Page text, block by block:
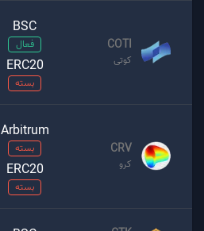
COTI
کوتی
BSC
فعال
ERC20
بسته
CRV
کرو
Arbitrum
بسته
ERC20
بسته